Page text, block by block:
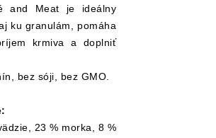
and Meat je ideálny
ku granulám, pomáha
krmiva a doplniť
bez sóji, bez GMO.
23 % morka, 8 %